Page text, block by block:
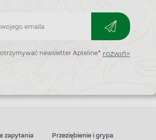
newsletter Apteline* rozwiń>
zapytania Przeziębienie i grypa